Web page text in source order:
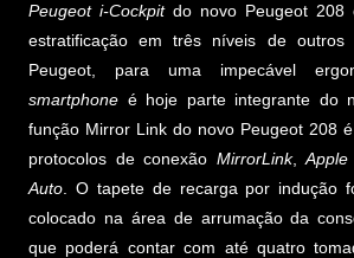
Peugeot i-Cockpitdo novo Peugeot 208
estratificação em três níveis de outros
Peugeot, para uma impecável
smartphone é hoje parte integrante do
função Mirror Link do novo Peugeot 208
protocolos de conexão MirrorLink,Apple
Auto . O tapete de recarga por indução
colocado na área de arrumação da
que poderá contar com até quatro